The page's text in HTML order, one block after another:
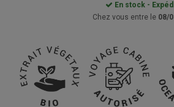
En stock -
Chez vous entre le 08/